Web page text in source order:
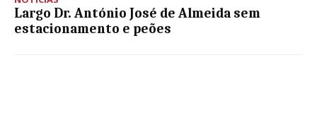
Largo Dr. António José de Almeida sem
estacionamento e peões